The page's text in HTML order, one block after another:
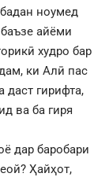
ноумед
айёми
худро бар
ки Алӣ пас
гирифта,
ва ба гиря
дар баробари
Ҳайҳот,